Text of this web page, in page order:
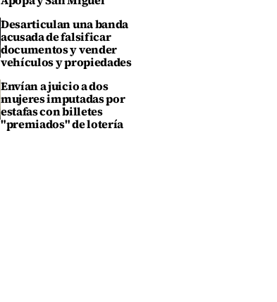
Desarticulan una banda
acusada de falsificar
documentos y vender
vehículos y propiedades
Envían a juicio a dos
mujeres imputadas por
estafas con billetes
"premiados" de lotería